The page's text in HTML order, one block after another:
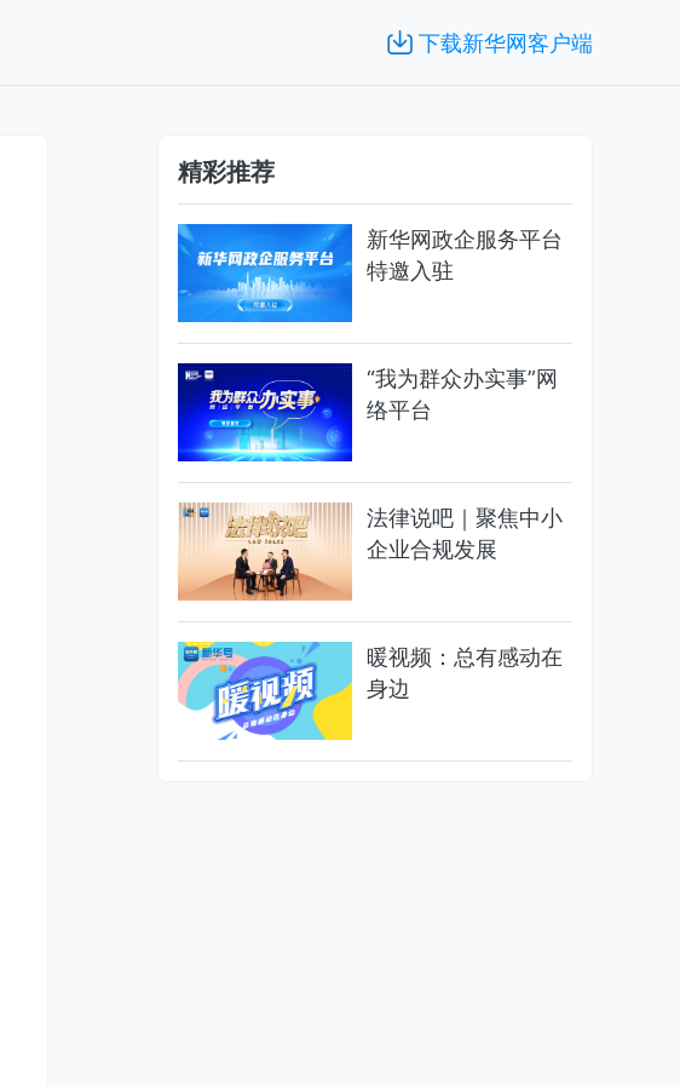
下载新华网客户端
精彩推荐
新华网政企服务平台
特邀入驻
“我为群众办实事”网
络平台
法律说吧｜聚焦中小
企业合规发展
暖视频：总有感动在
身边